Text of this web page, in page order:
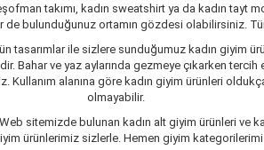
takımı, kadın sweatshirt ya da kadın tayt
de bulunduğunuz ortamın gözdesi olabilirsiniz.
tasarımlar ile sizlere sunduğumuz kadın giyim
Bahar ve yaz aylarında gezmeye çıkarken
alanına göre kadın giyim ürünleri
olmayabilir.
sitemizde bulunan kadın alt giyim ürünleri ve
ürünlerimiz sizlerle. Hemen giyim